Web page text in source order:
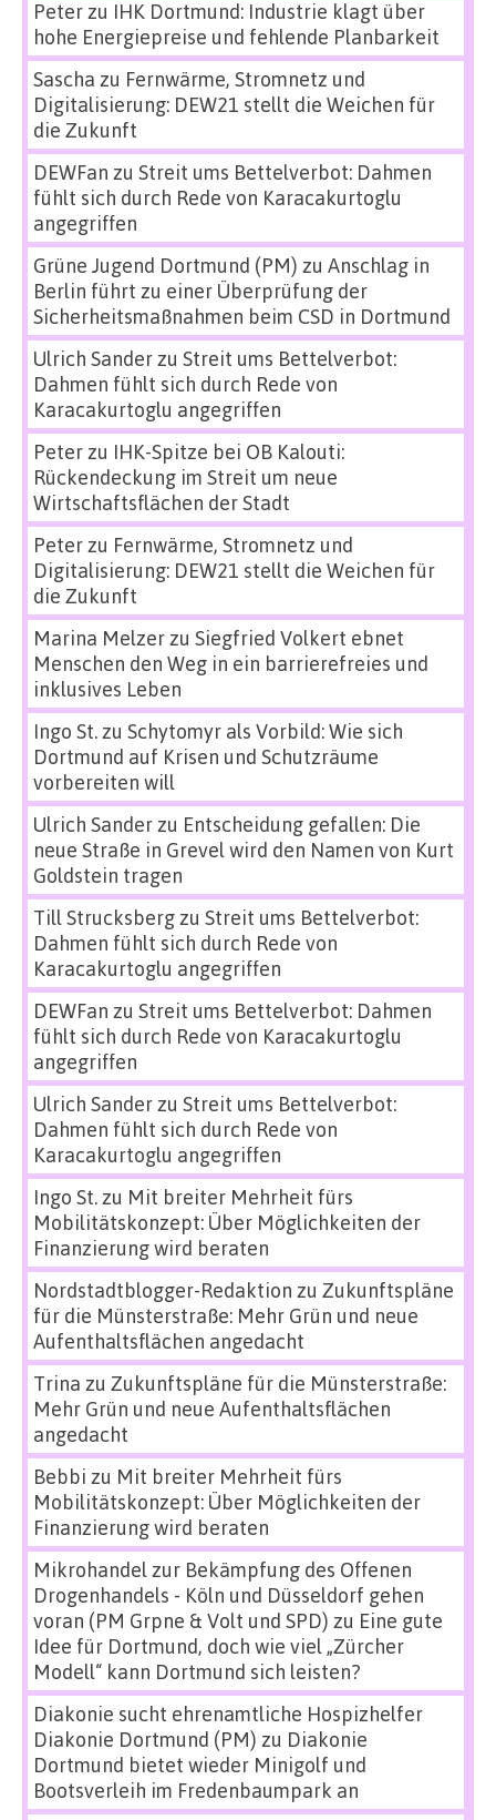
Peterzu IHK Dortmund: Industrie klagt über
hohe Energiepreise und fehlende Planbarkeit
Sascha zu Fernwärme, Stromnetz und
Digitalisierung: DEW21 stellt die Weichen für
die Zukunft
DEWFan zu Streit ums Bettelverbot: Dahmen
fühlt sich durch Rede von Karacakurtoglu
angegriffen
Grüne Jugend Dortmund (PM) zu Anschlag in
Berlin führt zu einer Überprüfung der
Sicherheitsmaßnahmen beim CSD in Dortmund
Ulrich Sanderzu Streit ums Bettelverbot:
Dahmen fühlt sich durch Rede von
Karacakurtoglu angegriffen
Peterzu IHK-Spitze bei OB Kalouti:
Rückendeckung im Streit um neue
Wirtschaftsflächen der Stadt
Peterzu Fernwärme, Stromnetz und
Digitalisierung: DEW21 stellt die Weichen für
die Zukunft
Marina Melzerzu Siegfried Volkert ebnet
Menschen den Weg in ein barrierefreies und
inklusives Leben
Ingo St.zu Schytomyr als Vorbild: Wie sich
Dortmund auf Krisen und Schutzräume
vorbereiten will
Ulrich Sanderzu Entscheidung gefallen: Die
neue Straße in Grevel wird den Namen von Kurt
Goldstein tragen
Till Strucksbergzu Streit ums Bettelverbot:
Dahmen fühlt sich durch Rede von
Karacakurtoglu angegriffen
DEWFan zu Streit ums Bettelverbot: Dahmen
fühlt sich durch Rede von Karacakurtoglu
angegriffen
Ulrich Sanderzu Streit ums Bettelverbot:
Dahmen fühlt sich durch Rede von
Karacakurtoglu angegriffen
Ingo St.zu Mit breiter Mehrheit fürs
Mobilitätskonzept: Über Möglichkeiten der
Finanzierung wird beraten
Nordstadtblogger-Redaktion zu Zukunftspläne
für die Münsterstraße: Mehr Grün und neue
Aufenthaltsflächen angedacht
Trina zu Zukunftspläne für die Münsterstraße:
Mehr Grün und neue Aufenthaltsflächen
angedacht
Bebbi zu Mit breiter Mehrheit fürs
Mobilitätskonzept: Über Möglichkeiten der
Finanzierung wird beraten
Mikrohandel zur Bekämpfung des Offenen
Drogenhandels - Köln und Düsseldorf gehen
voran (PM Grpne & Volt und SPD) zu Eine gute
Idee für Dortmund, doch wie viel „Zürcher
Modell“ kann Dortmund sich leisten?
Diakonie sucht ehrenamtliche Hospizhelfer
Diakonie Dortmund (PM) zu Diakonie
Dortmund bietet wieder Minigolf und
Bootsverleih im Fredenbaumpark an